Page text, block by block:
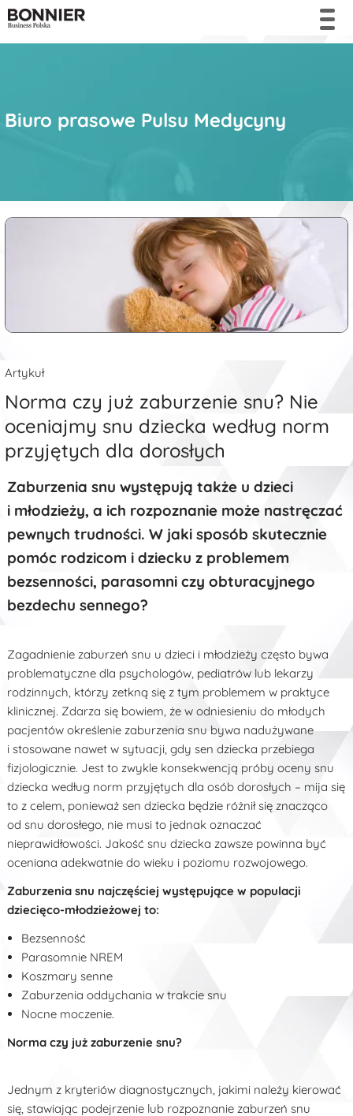
Biuro prasowe Pulsu Medycyny
Artykuł
Norma czy już zaburzenie snu? Nie
oceniajmy snu dziecka według norm
przyjętych dla dorosłych
Zaburzenia snu występują także u dzieci
i młodzieży, a ich rozpoznanie może nastręczać
pewnych trudności. W jaki sposób skutecznie
pomóc rodzicom i dziecku z problemem
bezsenności, parasomni czy obturacyjnego
bezdechu sennego?
Zagadnienie zaburzeń snu u dzieci i młodzieży często bywa
problematyczne dla psychologów, pediatrów lub lekarzy
rodzinnych, którzy zetkną się z tym problemem w praktyce
klinicznej. Zdarza się bowiem, że w odniesieniu do młodych
pacjentów określenie zaburzenia snu bywa nadużywane
i stosowane nawet w sytuacji, gdy sen dziecka przebiega
fizjologicznie. Jest to zwykle konsekwencją próby oceny snu
dziecka według norm przyjętych dla osób dorosłych – mija się
to z celem, ponieważ sen dziecka będzie różnił się znacząco
od snu dorosłego, nie musi to jednak oznaczać
nieprawidłowości. Jakość snu dziecka zawsze powinna być
oceniana adekwatnie do wieku i poziomu rozwojowego.
Zaburzenia snu najczęściej występujące w populacji
dziecięco-młodzieżowej to:
Bezsenność
Parasomnie NREM
Koszmary senne
Zaburzenia oddychania w trakcie snu
Nocne moczenie.
Norma czy już zaburzenie snu?
Jednym z kryteriów diagnostycznych, jakimi należy kierować
się, stawiając podejrzenie lub rozpoznanie zaburzeń snu